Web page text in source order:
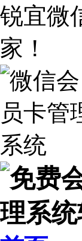
锐宜微
家！